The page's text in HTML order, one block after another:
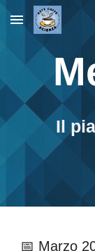
Skip to main
Il
📅 Marzo